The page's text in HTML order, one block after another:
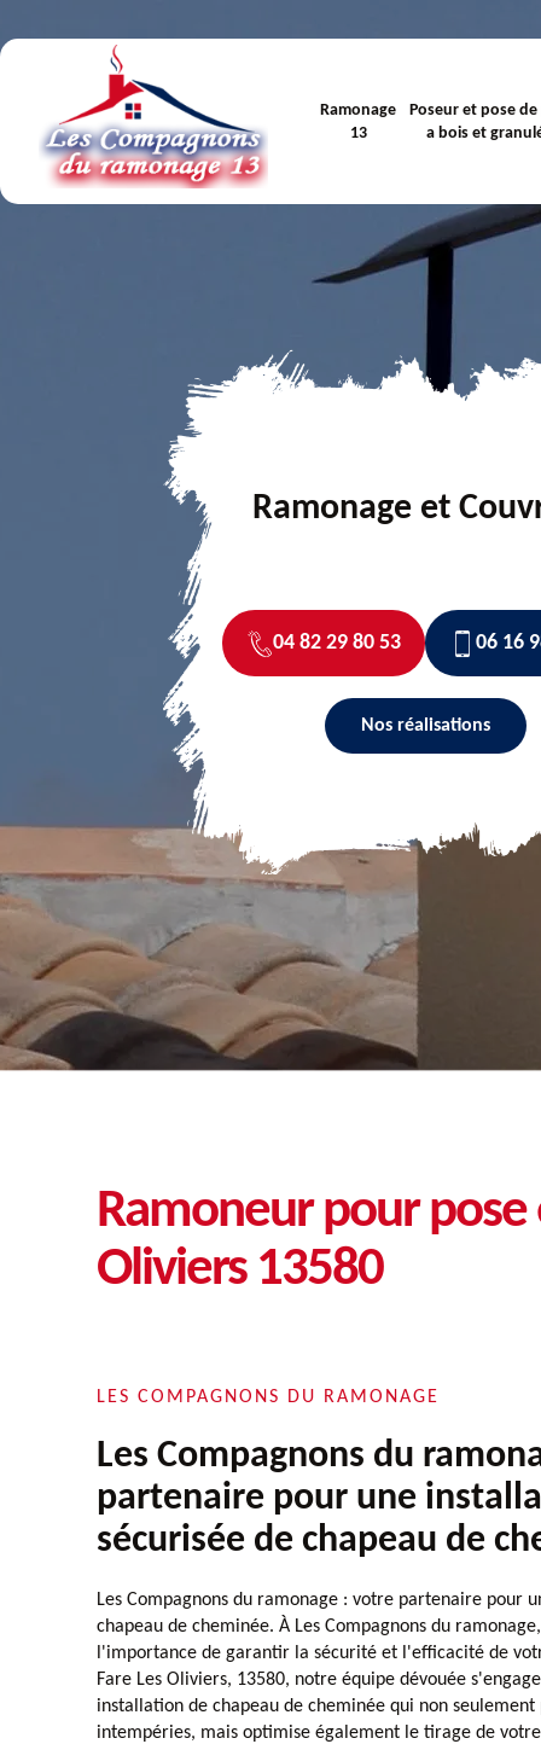
Ramonage
13
Poseur et pose
a bois et
Ramonage et
04 82 29 80 53 06 16
Nos réalisations
Ramoneur pour pose
Oliviers 13580
LES COMPAGNONS DU RAMONAGE
Les Compagnons du
partenaire pour une
sécurisée de chapeau de
Les Compagnons du ramonage : votre partenaire pour
chapeau de cheminée. À Les Compagnons du
l'importance de garantir la sécurité et l'efficacité de
Fare Les Oliviers, 13580, notre équipe dévouée
installation de chapeau de cheminée qui non
intempéries, mais optimise également le tirage de